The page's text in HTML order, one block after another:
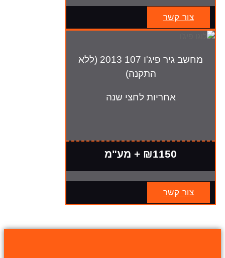
צור קשר
מחשב גיר פיג'ו 107 2013 (ללא
התקנה)
אחריות לחצי שנה
₪1150 + מע"מ
צור קשר